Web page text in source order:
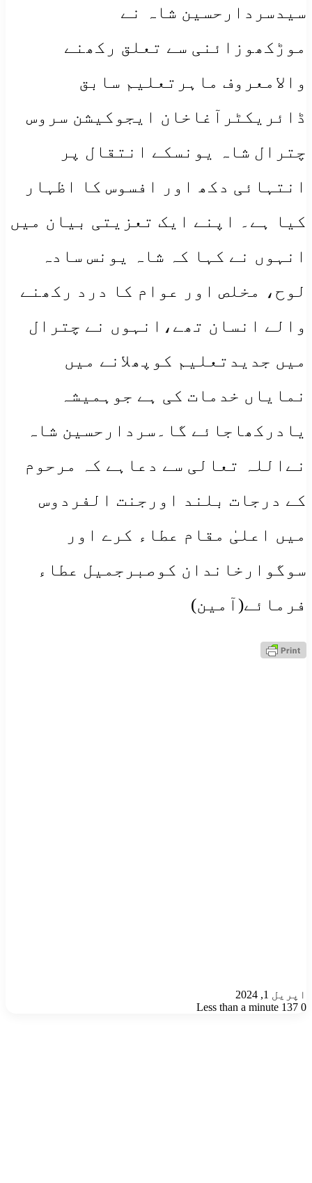
سیدسردارحسین شاہ نے
موڑکھوزائنی سے تعلق رکھنے
والامعروف ماہرتعلیم سابق
ڈائریکٹرآغاخان ایجوکیشن سروس
چترال شاہ یونسکے انتقال پر
انتہائی دکھ اور افسوس کا اظہار
کیا ہے۔ اپنے ایک تعزیتی بیان میں
انہوں نے کہا کہ شاہ یونس سادہ
لوح، مخلص اور عوام کا درد رکھنے
والے انسان تھے،انہوں نے چترال
میں جدیدتعلیم کوپھلانے میں
نمایاں خدمات کی ہے جوہمیشہ
یادرکھاجائے گا۔سردارحسین شاہ
نےاللہ تعالی سے دعاہے کہ مرحوم
کے درجات بلند اورجنت الفردوس
میں اعلیٰ مقام عطاء کرے اور
سوگوارخاندان کوصبرجمیل عطاء
فرمائے(آمین)
اپریل 1, 2024
0
Less than a minute